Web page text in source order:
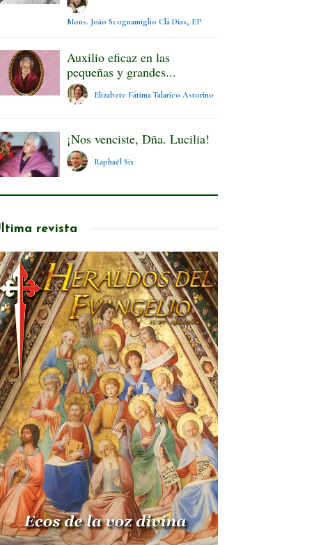
Mons. João Scognamiglio Clá Dias, EP
Auxilio eficaz en las
pequeñas y grandes...
Elizabete Fátima Talarico Astorino
¡Nos venciste, Dña. Lucilia!
Raphaël Six
revista